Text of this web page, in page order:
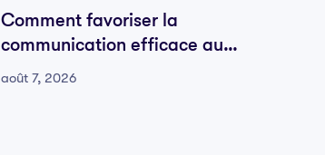
Comment favoriser la
communication efficace au
sein de votre équipe
août 7, 2026